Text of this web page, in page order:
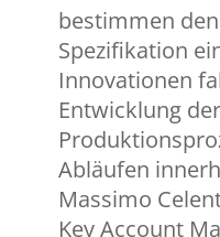
bestimmen
Spezifikation
Innovationen
Entwicklung der
Abläufen
Massimo
Key Account